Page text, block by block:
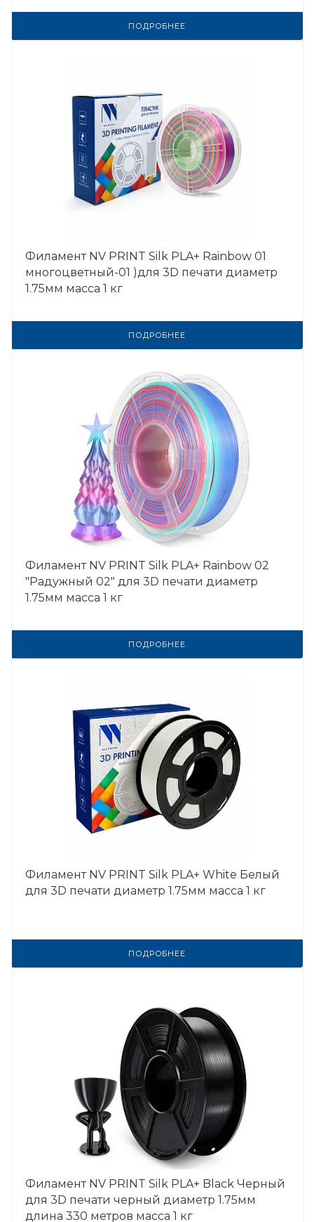
ПОДРОБНЕЕ
Филамент NV PRINT Silk PLA+ Rainbow 01
многоцветный-01 )для 3D печати диаметр
1.75мм масса 1 кг
ПОДРОБНЕЕ
Филамент NV PRINT Silk PLA+ Rainbow 02
"Радужный 02" для 3D печати диаметр
1.75мм масса 1 кг
ПОДРОБНЕЕ
Филамент NV PRINT Silk PLA+ White Белый
для 3D печати диаметр 1.75мм масса 1 кг
ПОДРОБНЕЕ
Филамент NV PRINT Silk PLA+ Black Черный
для 3D печати черный диаметр 1.75мм
длина 330 метров масса 1 кг